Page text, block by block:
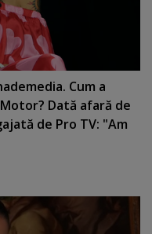
Cum a
Dată afară de
de Pro TV: "Am